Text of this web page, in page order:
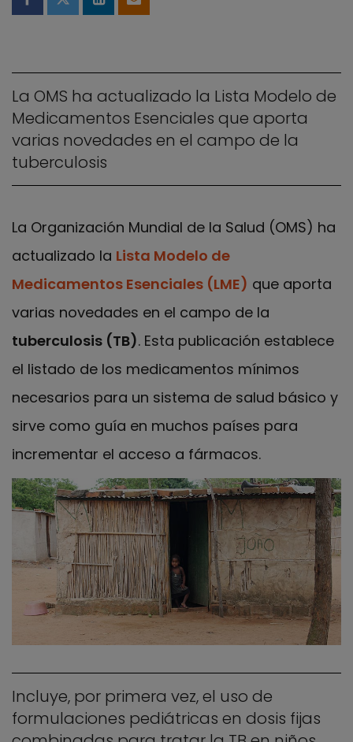
Compartir a Facebook
Compartir a Twitter
Comparteix a LinkedIn
Comparteix per email
La OMS ha actualizado la Lista Modelo de
Medicamentos Esenciales que aporta
varias novedades en el campo de la
tuberculosis
La Organización Mundial de la Salud (OMS) ha
actualizado la Lista Modelo de
Medicamentos Esenciales (LME) que aporta
varias novedades en el campo de la
tuberculosis (TB). Esta publicación establece
el listado de los medicamentos mínimos
necesarios para un sistema de salud básico y
sirve como guía en muchos países para
incrementar el acceso a fármacos.
Incluye, por primera vez, el uso de
formulaciones pediátricas en dosis fijas